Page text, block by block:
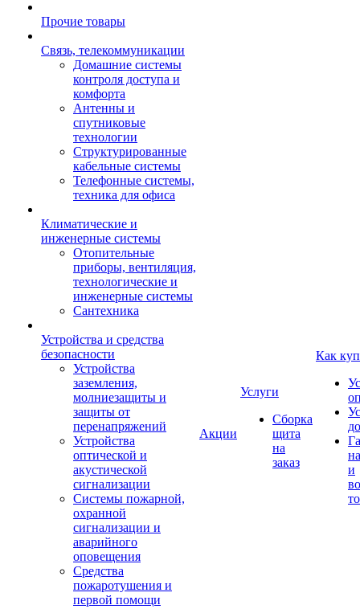
Прочие товары
Связь, телекоммуникации
Домашние системы
контроля доступа и
комфорта
Антенны и
спутниковые
технологии
Структурированные
кабельные системы
Телефонные системы,
техника для офиса
Климатические и
инженерные системы
Отопительные
приборы, вентиляция,
технологические и
инженерные системы
Сантехника
Устройства и средства
безопасности
Устройства
заземления,
молниезащиты и
защиты от
перенапряжений
Устройства
оптической и
акустической
сигнализации
Системы пожарной,
охранной
сигнализации и
аварийного
оповещения
Средства
пожаротушения и
первой помощи
Акции
Услуги
Сборка
щита
на
заказ
Как
и